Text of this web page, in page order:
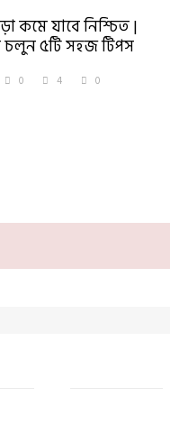
কমে যাবে নিশ্চিত |
চলুন ৫টি সহজ টিপস
0 4 0